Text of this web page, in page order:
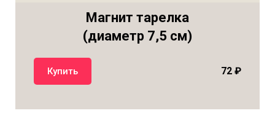
Магнит тарелка
(диаметр 7,5 см)
Купить 72 ₽